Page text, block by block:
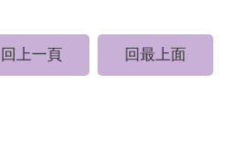
回上一頁 回最上面